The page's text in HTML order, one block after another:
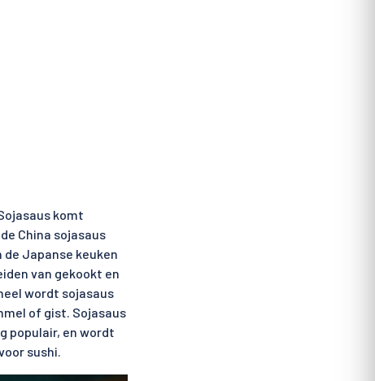
komt
China sojasaus
Japanse keuken
van gekookt en
wordt sojasaus
of gist. Sojasaus
populair, en wordt
sushi.